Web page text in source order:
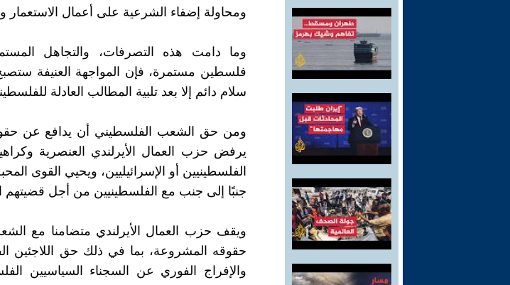
ومحاولة إضفاء الشرعية على أعمال الاستعمار
وما دامت هذه التصرفات، والتجاهل
فلسطين مستمرة، فإن المواجهة العنيفة
سلام دائم إلا بعد تلبية المطالب العادلة
ومن حق الشعب الفلسطيني أن يدافع عن حقوقه
يرفض حزب العمال الأيرلندي العنصرية
الفلسطينيين أو الإسرائيليين، ويحيي القوى
جنبًا إلى جنب مع الفلسطينيين من أجل قضيتهم
ويقف حزب العمال الأيرلندي متضامنا مع
حقوقه المشروعة، بما في ذلك حق اللاجئين
والإفراج الفوري عن السجناء السياسيين